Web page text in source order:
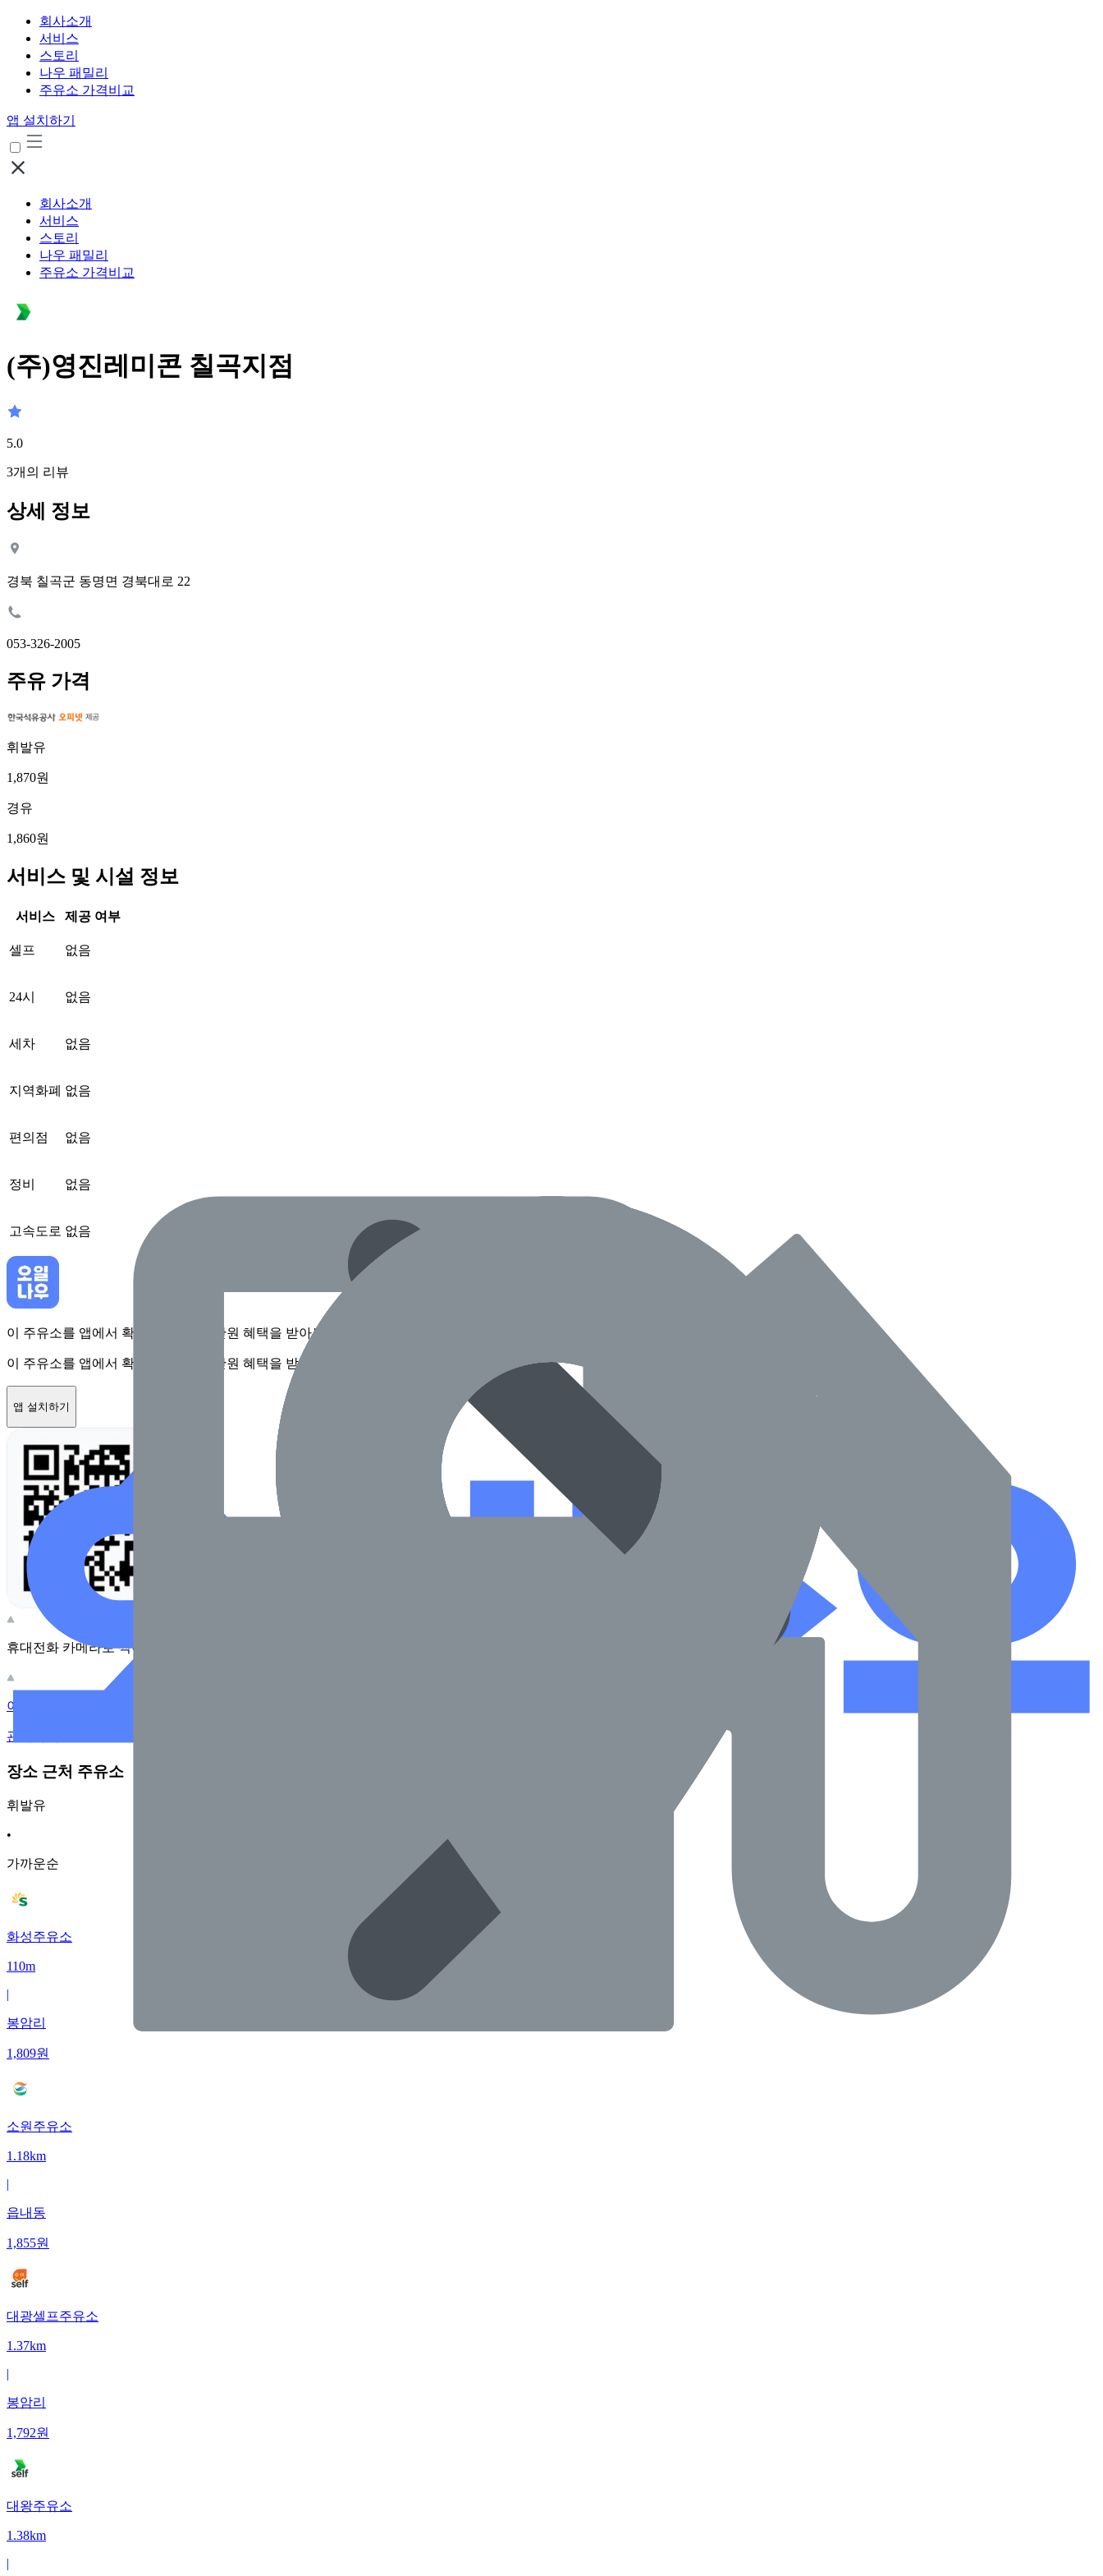
회사소개
서비스
스토리
나우 패밀리
주유소 가격비교
앱 설치하기
회사소개
서비스
스토리
나우 패밀리
주유소 가격비교
(주)영진레미콘 칠곡지점
5.0
3개의 리뷰
상세 정보
경북 칠곡군 동명면 경북대로 22
053-326-2005
주유 가격
휘발유
1,870원
경유
1,860원
서비스 및 시설 정보
서비스 제공 여부
셀프 없음
24시 없음
세차 없음
지역화폐 없음
편의점 없음
정비 없음
고속도로 없음
이 주유소를 앱에서 확인하고 최대 1만원 혜택을 받아보세요
이 주유소를 앱에서 확인하고 최대 1만원 혜택을 받아보세요
앱 설치하기
휴대전화 카메라로 찍어보세요
이 주유소의 사장님이신가요?
관리하기
장소 근처 주유소
휘발유
•
가까운순
화성주유소
110m
|
봉암리
1,809원
소원주유소
1.18km
|
읍내동
1,855원
대광셀프주유소
1.37km
|
봉암리
1,792원
대왕주유소
1.38km
|